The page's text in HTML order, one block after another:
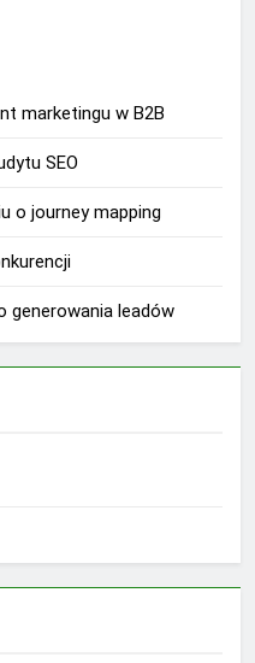
marketingu w B2B
SEO
o journey mapping
generowania leadów